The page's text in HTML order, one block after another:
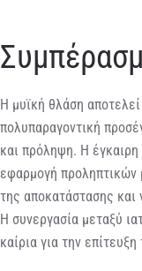
Η μυϊκή θλάση
πολυπαραγοντική
και πρόληψη. Η
εφαρμογή προληπτικών
της αποκατάστασης και
Η συνεργασία μεταξύ
καίρια για την